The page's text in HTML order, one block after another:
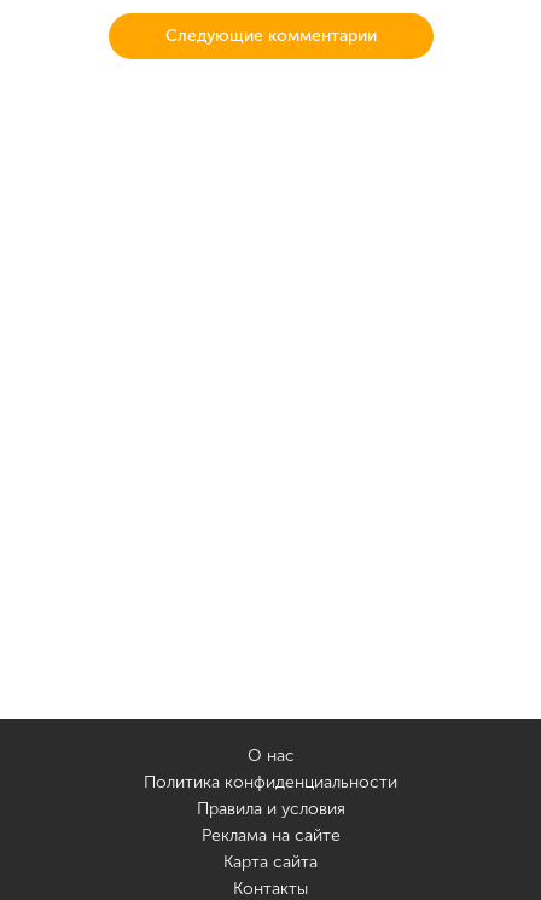
Следующие комментарии
О нас
Политика конфиденциальности
Правила и условия
Реклама на сайте
Карта сайта
Контакты